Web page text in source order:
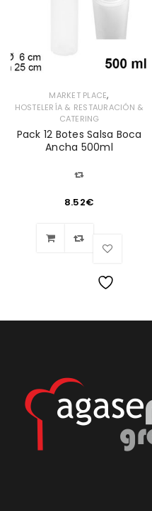
MARKET PLACE,
HOSTELERÍA & RESTAURACIÓN &
CATERING
Pack 12 Botes Salsa Boca
Ancha 500ml
8.52€